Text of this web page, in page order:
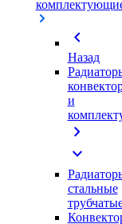
chevron_left
Назад
и
chevron_right
expand_more
стальные